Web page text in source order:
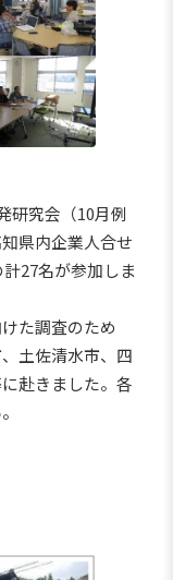
研究会（10月例
県内企業人合せ
27名が参加しま
た調査のため
土佐清水市、四
赴きました。各